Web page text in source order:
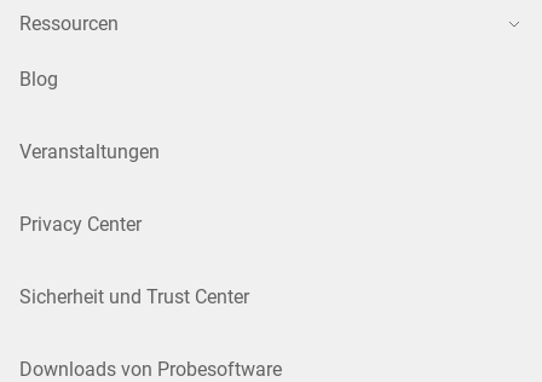
Ressourcen
Blog
Veranstaltungen
Privacy Center
Sicherheit und Trust Center
Downloads von Probesoftware